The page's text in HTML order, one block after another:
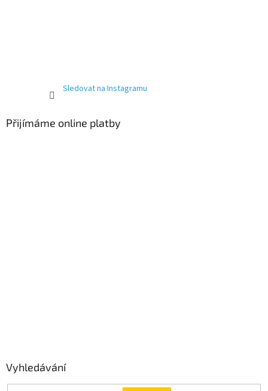
Sledovat na Instagramu
Přijímáme online platby
Vyhledávání